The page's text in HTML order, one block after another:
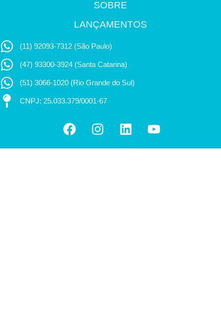
SOBRE
LANÇAMENTOS
(11) 92093-7312 (São Paulo)
(47) 93300-3924 (Santa Catarina)
(51) 3066-1020 (Rio Grande do Sul)
CNPJ: 25.033.379/0001-67